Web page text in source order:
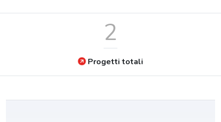
2
Progetti totali